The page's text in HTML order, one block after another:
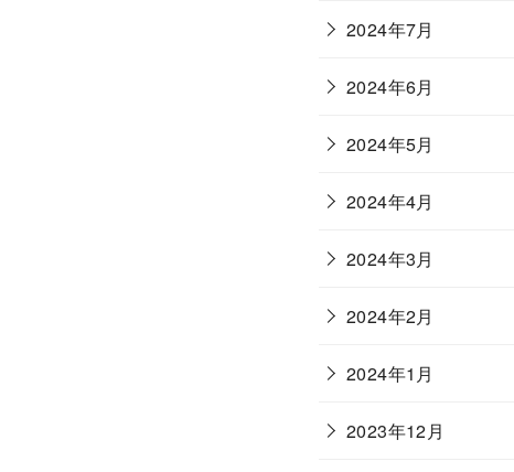
2024年7月
2024年6月
2024年5月
2024年4月
2024年3月
2024年2月
2024年1月
2023年12月